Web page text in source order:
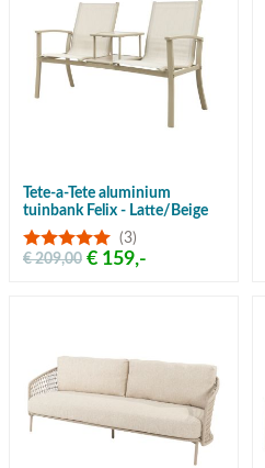
Tete-a-Tete aluminium
tuinbank Felix - Latte/Beige
(3)
€ 159,-
€ 209,00